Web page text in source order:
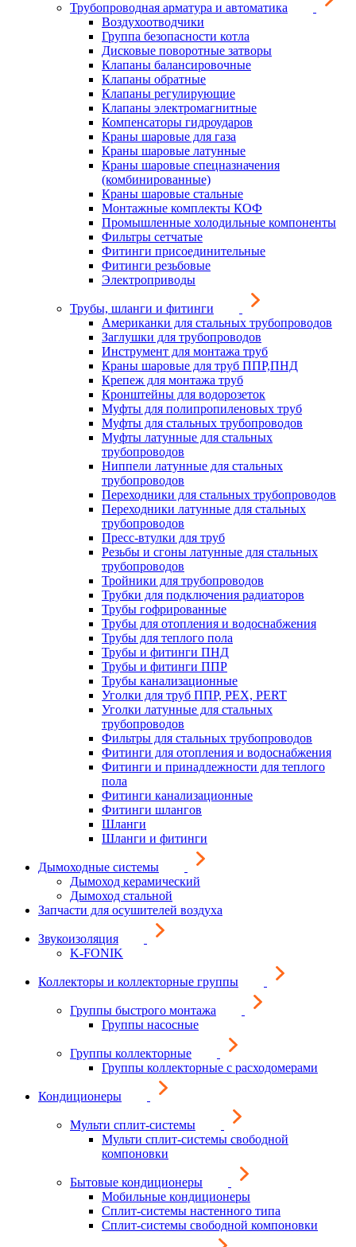
Трубопроводная арматура и автоматика
Воздухоотводчики
Группа безопасности котла
Дисковые поворотные затворы
Клапаны балансировочные
Клапаны обратные
Клапаны регулирующие
Клапаны электромагнитные
Компенсаторы гидроударов
Краны шаровые для газа
Краны шаровые латунные
Краны шаровые спецназначения
(комбинированные)
Краны шаровые стальные
Монтажные комплекты КОФ
Промышленные холодильные компоненты
Фильтры сетчатые
Фитинги присоединительные
Фитинги резьбовые
Электроприводы
Трубы, шланги и фитинги
Американки для стальных трубопроводов
Заглушки для трубопроводов
Инструмент для монтажа труб
Краны шаровые для труб ППР,ПНД
Крепеж для монтажа труб
Кронштейны для водорозеток
Муфты для полипропиленовых труб
Муфты для стальных трубопроводов
Муфты латунные для стальных
трубопроводов
Ниппели латунные для стальных
трубопроводов
Переходники для стальных трубопроводов
Переходники латунные для стальных
трубопроводов
Пресс-втулки для труб
Резьбы и сгоны латунные для стальных
трубопроводов
Тройники для трубопроводов
Трубки для подключения радиаторов
Трубы гофрированные
Трубы для отопления и водоснабжения
Трубы для теплого пола
Трубы и фитинги ПНД
Трубы и фитинги ППР
Трубы канализационные
Уголки для труб ППР, PEX, PERT
Уголки латунные для стальных
трубопроводов
Фильтры для стальных трубопроводов
Фитинги для отопления и водоснабжения
Фитинги и принадлежности для теплого
пола
Фитинги канализационные
Фитинги шлангов
Шланги
Шланги и фитинги
Дымоходные системы
Дымоход керамический
Дымоход стальной
Запчасти для осушителей воздуха
Звукоизоляция
K-FONIK
Коллекторы и коллекторные группы
Группы быстрого монтажа
Группы насосные
Группы коллекторные
Группы коллекторные с расходомерами
Кондиционеры
Мульти сплит-системы
Мульти сплит-системы свободной
компоновки
Бытовые кондиционеры
Мобильные кондиционеры
Сплит-системы настенного типа
Сплит-системы свободной компоновки